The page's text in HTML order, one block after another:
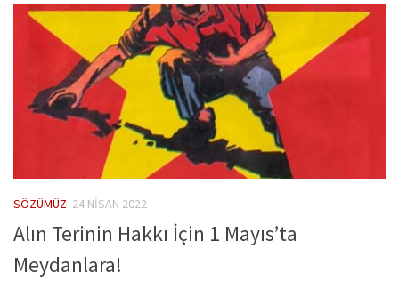
SÖZÜMÜZ 24 NISAN 2022
Alın Terinin Hakkı İçin 1 Mayıs’ta
Meydanlara!